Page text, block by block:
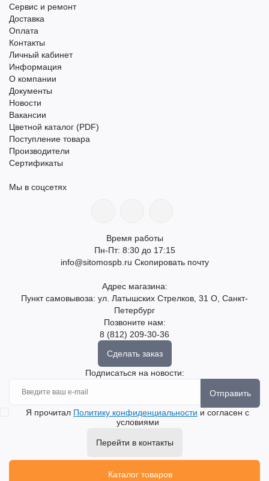
Сервис и ремонт
Доставка
Оплата
Контакты
Личный кабинет
Информация
О компании
Документы
Новости
Вакансии
Цветной каталог (PDF)
Поступление товара
Производители
Сертификаты
Мы в соцсетях
Время работы
Пн-Пт: 8:30 до 17:15
info@sitomospb.ru Скопировать почту
Адрес магазина:
Пункт самовывоза: ул. Латышских Стрелков, 31 О, Санкт-
Петербург
Позвоните нам:
8 (812) 209-30-36
Сделать заказ
Подписаться на новости:
Отправить
Я прочитал Политику конфиденциальности и согласен с
условиями
Перейти в контакты
Каталог товаров